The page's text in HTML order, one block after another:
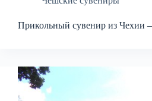
Прикольный сувенир из Чехии